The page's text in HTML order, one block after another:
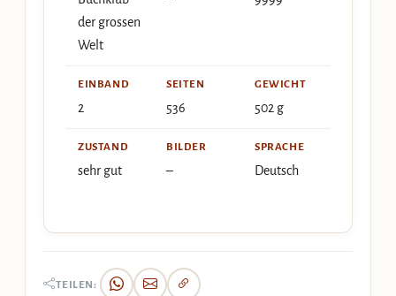
der grossen
Welt
EINBAND
2
SEITEN
536
GEWICHT
502 g
ZUSTAND
sehr gut
BILDER
–
SPRACHE
Deutsch
TEILEN: